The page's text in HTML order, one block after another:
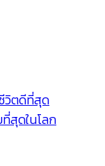
วิตดีที่สุด
สุดในโลก